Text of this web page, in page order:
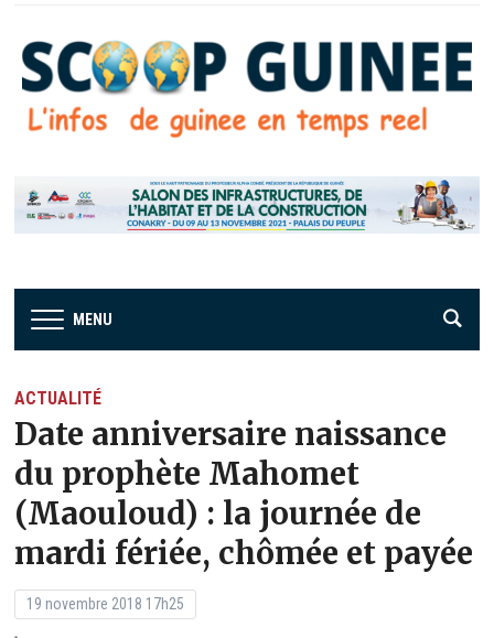
MENU
ACTUALITÉ
Date anniversaire naissance
du prophète Mahomet
(Maouloud) : la journée de
mardi fériée, chômée et payée
19 novembre 2018 17h25